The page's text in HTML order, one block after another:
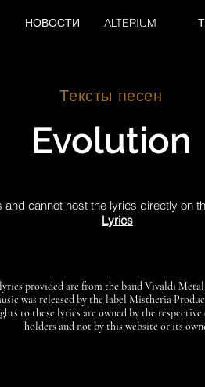
НОВОСТИ ALTERIUM
Тексты песен
Evolution
cannot host the lyrics directly on
Lyrics
provided are from the band Vivaldi
was released by the label Mistheria
to these lyrics are owned by the
holders and not by this website or its